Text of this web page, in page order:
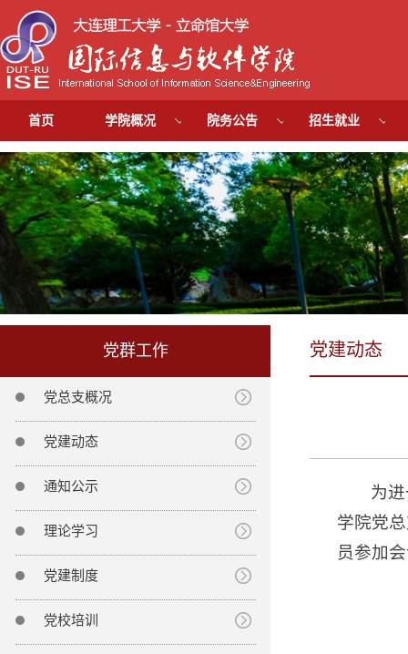
首页 学院概况 院务公告 招生就业
党群工作
党总支概况
党建动态
通知公示
理论学习
党建制度
党校培训
党建动态
为
学院党
员参加